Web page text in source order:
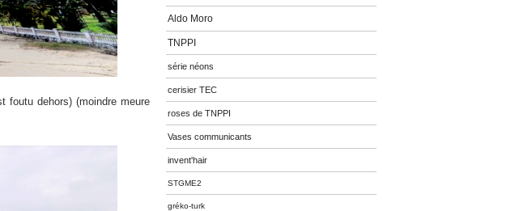
foutu dehors) (moindre meure
Aldo Moro
TNPPI
série néons
cerisier TEC
roses de TNPPI
Vases communicants
invent'hair
STGME2
gréko-turk